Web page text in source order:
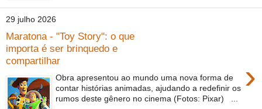
29 julho 2026
Maratona - "Toy Story": o que
importa é ser brinquedo e
compartilhar
›
Obra apresentou ao mundo uma nova forma de
contar histórias animadas, ajudando a redefinir os
rumos deste gênero no cinema (Fotos: Pixar) ...